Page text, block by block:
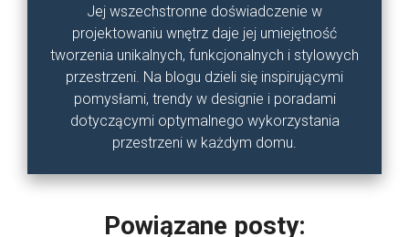
Jej wszechstronne doświadczenie w
projektowaniu wnętrz daje jej umiejętność
tworzenia unikalnych, funkcjonalnych i stylowych
przestrzeni. Na blogu dzieli się inspirującymi
pomysłami, trendy w designie i poradami
dotyczącymi optymalnego wykorzystania
przestrzeni w każdym domu.
Powiązane posty: